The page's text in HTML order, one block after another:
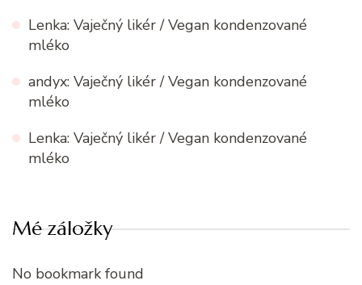
Lenka: Vaječný likér / Vegan kondenzované
mléko
andyx: Vaječný likér / Vegan kondenzované
mléko
Lenka: Vaječný likér / Vegan kondenzované
mléko
Mé záložky
No bookmark found